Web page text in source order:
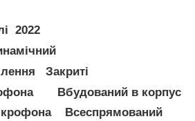
2022
Закриті
Вбудований в корпус
Всеспрямований